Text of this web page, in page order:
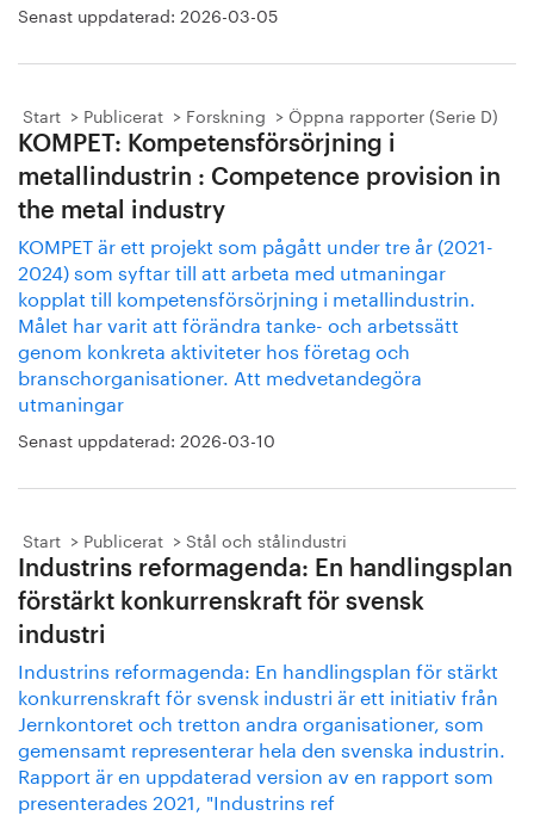
Senast uppdaterad: 2026-03-05
Start Publicerat Forskning Öppna rapporter (Serie D)
KOMPET: Kompetensförsörjning i
metallindustrin : Competence provision in
the metal industry
KOMPET är ett projekt som pågått under tre år (2021-
2024) som syftar till att arbeta med utmaningar
kopplat till kompetensförsörjning i metallindustrin.
Målet har varit att förändra tanke- och arbetssätt
genom konkreta aktiviteter hos företag och
branschorganisationer. Att medvetandegöra
utmaningar
Senast uppdaterad: 2026-03-10
Start Publicerat Stål och stålindustri
Industrins reformagenda: En handlingsplan
förstärkt konkurrenskraft för svensk
industri
Industrins reformagenda: En handlingsplan för stärkt
konkurrenskraft för svensk industri är ett initiativ från
Jernkontoret och tretton andra organisationer, som
gemensamt representerar hela den svenska industrin.
Rapport är en uppdaterad version av en rapport som
presenterades 2021, "Industrins ref